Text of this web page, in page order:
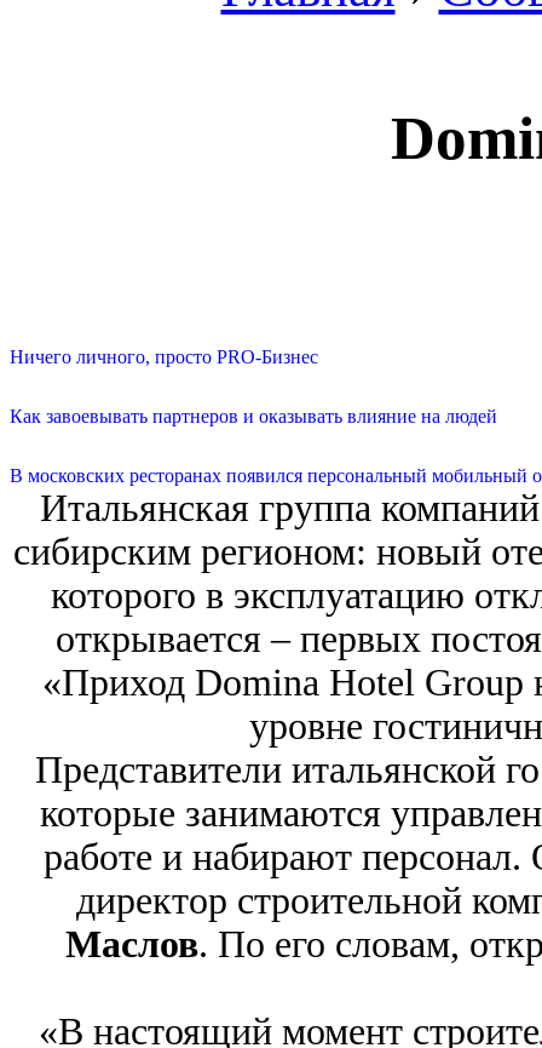
Ничего личного, просто PRO-Бизнес
Как завоевывать партнеров и оказывать влияние на людей
В московских ресторанах появился персональный мобильный
Итальянская группа
сибирским регионом: новый
которого в эксплуатацию
открывается – первых
«Приход Domina Hotel Group
уровне
Представители итальянской
которые занимаются
работе и набирают персонал.
директор строительной
Маслов. По его словам,
«В настоящий момент